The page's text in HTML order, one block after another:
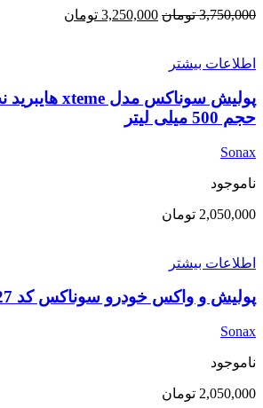
3,750,000 تومان قیمت
3,250,000 تومان
اطلاعات بیشتر
حجم 500 میلی لیتر
Sonax
ناموجود
2,050,000 تومان
اطلاعات بیشتر
پولیش و واکس خودرو سوناکس کد 327
Sonax
ناموجود
2,050,000 تومان